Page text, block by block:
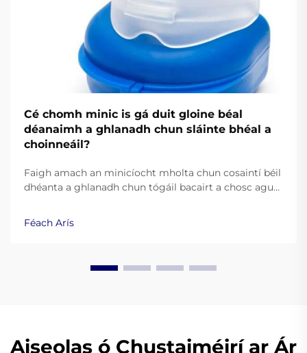
Cé chomh minic is gá duit gloine béal
déanaimh a ghlanadh chun sláinte bhéal a
choinneáil?
Faigh amach an minicíocht mholta chun cosaintí béil
dhéanta a ghlanadh chun tógáil bacairt a chosc agus
ó shaineolaithe fiacla.
Féach Arís
Aiseolas ó Chustaiméirí ar Ár